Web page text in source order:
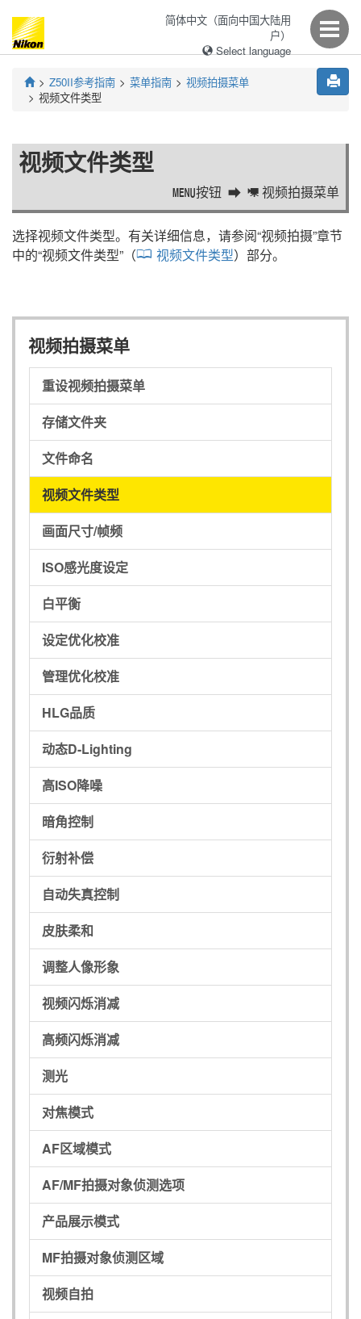
简体中文（面向中国大陆用
户）
Select language
Z50II参考指南 菜单指南
视频拍摄菜单
视频文件类型
视频文件类型
G按钮 1 视频拍摄菜单
选择视频文件类型。有关详细信息，请参阅“视频拍摄”章节
中的“视频文件类型”（ 视频文件类型）部分。
视频拍摄菜单
重设视频拍摄菜单
存储文件夹
文件命名
视频文件类型
画面尺寸/帧频
ISO感光度设定
白平衡
设定优化校准
管理优化校准
HLG品质
动态D-Lighting
高ISO降噪
暗角控制
衍射补偿
自动失真控制
皮肤柔和
调整人像形象
视频闪烁消减
高频闪烁消减
测光
对焦模式
AF区域模式
AF/MF拍摄对象侦测选项
产品展示模式
MF拍摄对象侦测区域
视频自拍